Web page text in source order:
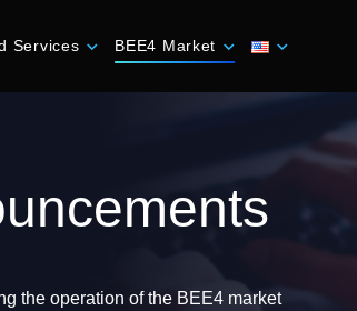
Services BEE4 Market
the operation of the BEE4 market